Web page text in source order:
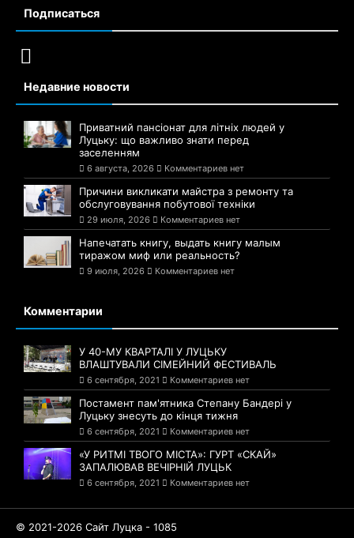
Подписаться
Недавние новости
Приватний пансіонат для літніх людей у
Луцьку: що важливо знати перед
заселенням
6 августа, 2026 Комментариев нет
Причини викликати майстра з ремонту та
обслуговування побутової техніки
29 июля, 2026 Комментариев нет
Напечатать книгу, выдать книгу малым
тиражом миф или реальность?
9 июля, 2026 Комментариев нет
Комментарии
У 40-МУ КВАРТАЛІ У ЛУЦЬКУ
ВЛАШТУВАЛИ СІМЕЙНИЙ ФЕСТИВАЛЬ
6 сентября, 2021 Комментариев нет
Постамент пам'ятника Степану Бандері у
Луцьку знесуть до кінця тижня
6 сентября, 2021 Комментариев нет
«У РИТМІ ТВОГО МІСТА»: ГУРТ «СКАЙ»
ЗАПАЛЮВАВ ВЕЧІРНІЙ ЛУЦЬК
6 сентября, 2021 Комментариев нет
© 2021-2026 Сайт Луцка - 1085